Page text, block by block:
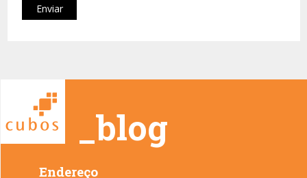
_blog
Endereço